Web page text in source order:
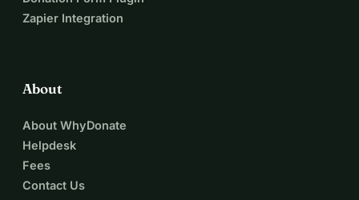
Zapier Integration
About
About WhyDonate
Helpdesk
Fees
Contact Us